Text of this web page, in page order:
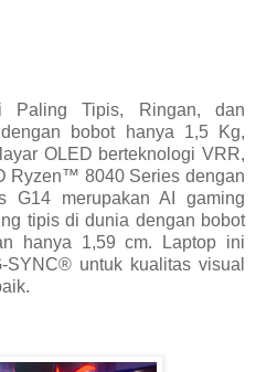
Paling Tipis, Ringan, dan
bobot hanya 1,5 Kg,
OLED berteknologi VRR,
Ryzen™ 8040 Series dengan
G14 merupakan AI gaming
tipis di dunia dengan bobot
hanya 1,59 cm. Laptop ini
untuk kualitas visual